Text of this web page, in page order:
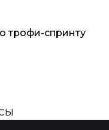
трофи-спринту